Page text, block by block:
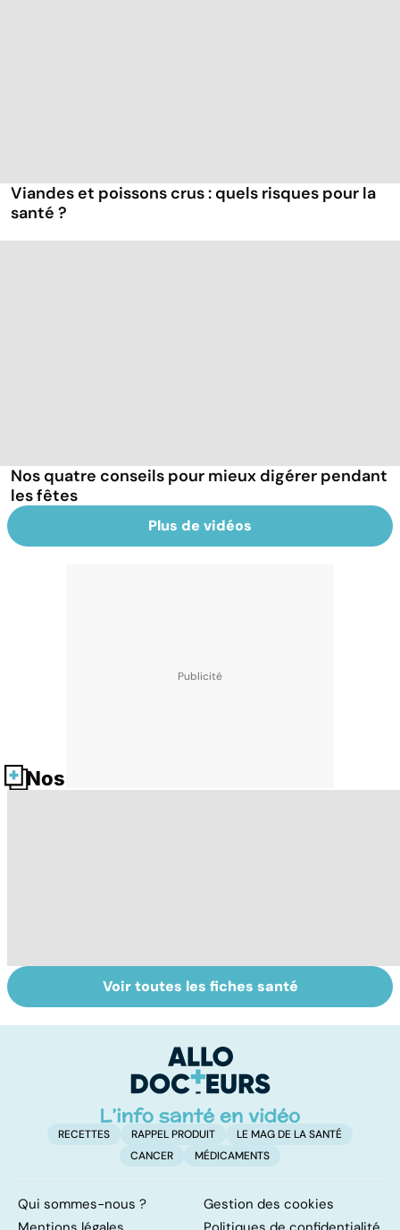
Viandes et poissons crus : quels risques pour la
santé ?
Nos quatre conseils pour mieux digérer pendant
les fêtes
Plus de vidéos
Nos fiches santé
Tout savoir sur
nos excréments
Acidité, brûlures,
crampes... quand
mal
Voir toutes les fiches santé
RECETTES RAPPEL PRODUIT
LE MAG DE LA SANTÉ
CANCER
MÉDICAMENTS
Qui sommes-nous ?
Gestion des cookies